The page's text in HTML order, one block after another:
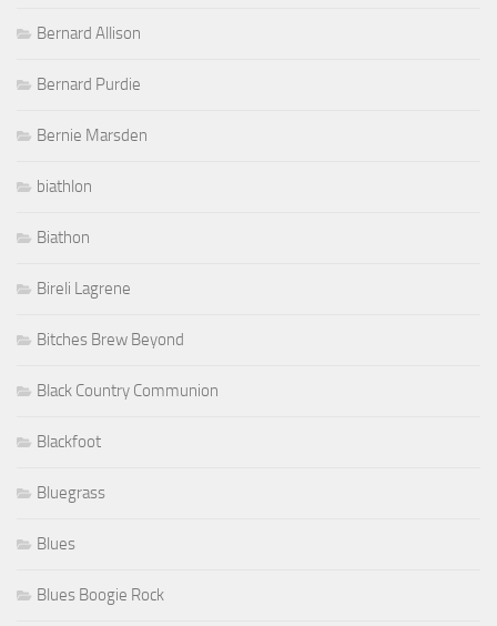
Bernard Allison
Bernard Purdie
Bernie Marsden
biathlon
Biathon
Bireli Lagrene
Bitches Brew Beyond
Black Country Communion
Blackfoot
Bluegrass
Blues
Blues Boogie Rock